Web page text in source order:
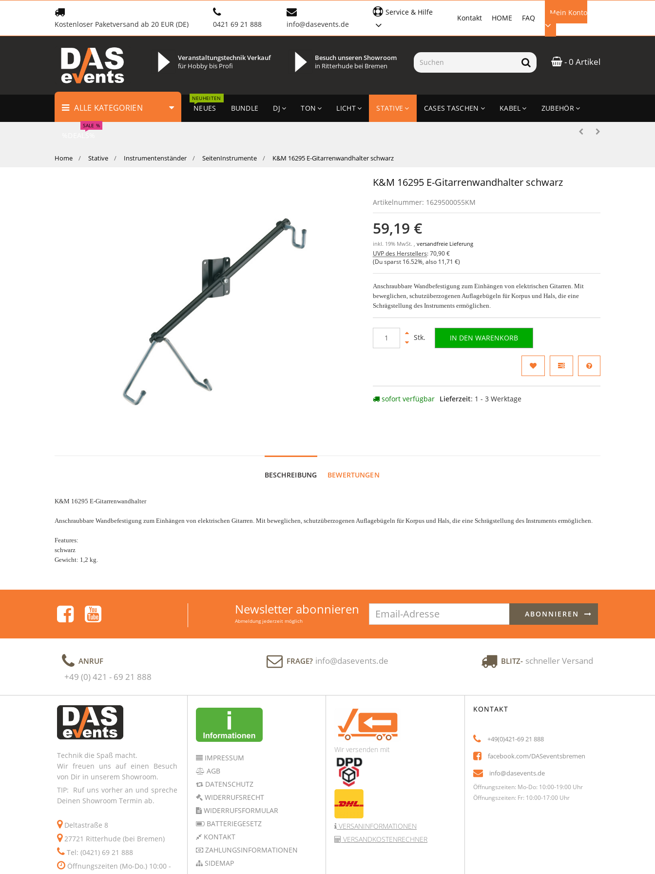
Kostenloser Paketversand ab 20 EUR (DE) 0421 69 21 888 info@dasevents.de
Mein Konto
EMAIL-ADRESSE
ANMELDEN
FAQ
HOME
Kontakt
Service & Hilfe
- 0 Artikel
Veranstaltungstechnik Verkauf
für Hobby bis Profi
Besuch unseren Showroom
in Ritterhude bei Bremen
ALLE KATEGORIEN NEUES
NEUHEITEN
BUNDLE DJ TON LICHT STATIVE CASES TASCHEN KABEL ZUBEHÖR
SALE %
Home Stative Instrumentenständer SeitenInstrumente K&M 16295 E-Gitarrenwandhalter schwarz
K&M 16295 E-Gitarrenwandhalter schwarz
Artikelnummer: 1629500055KM
59,19 €
inkl. 19% MwSt. ,versandfreie Lieferung
UVP des Herstellers:70,90 €
(Du sparst 16.52% , also 11,71 €)
Anschraubbare Wandbefestigung zum Einhängen von elektrischen Gitarren. Mit
beweglichen, schutzüberzogenen Auflagebügeln für Korpus und Hals, die eine
Schrägstellung des Instruments ermöglichen.
Stk. IN DEN WARENKORB
sofort verfügbar Lieferzeit: 1 - 3 Werktage
BESCHREIBUNG BEWERTUNGEN
K&M 16295 E-Gitarrenwandhalter
Anschraubbare Wandbefestigung zum Einhängen von elektrischen Gitarren. Mit beweglichen, schutzüberzogenen Auflagebügeln für Korpus und Hals, die eine Schrägstellung des Instruments ermöglichen.
Features:
schwarz
Gewicht: 1,2 kg.
Newsletter abonnieren
Abmeldung jederzeit möglich
Adresse
ABONNIEREN
ANRUF
+49 (0) 421 - 69 21 888
FRAGE? info@dasevents.de BLITZ- schneller Versand
Technik die Spaß macht.
Wir freuen uns auf einen Besuch
von Dir in unserem Showroom.
TIP: Ruf uns vorher an und spreche
Deinen Showroom Termin ab.
Deltastraße 8
27721 Ritterhude (bei Bremen)
Tel: (0421) 69 21 888
Öffnungszeiten (Mo-Do.) 10:00 -
IMPRESSUM
AGB
DATENSCHUTZ
WIDERRUFSRECHT
WIDERRUFSFORMULAR
BATTERIEGESETZ
KONTAKT
ZAHLUNGSINFORMATIONEN
SIDEMAP
Wir versenden mit
VERSANINFORMATIONEN
VERSANDKOSTENRECHNER
KONTAKT
+49(0)421-69 21 888
facebook.com/DASeventsbremen
info@dasevents.de
Öffnungszeiten: Mo-Do: 10:00-19:00 Uhr
Öffnungszeiten: Fr: 10:00-17:00 Uhr